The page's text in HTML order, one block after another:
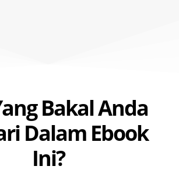
Bakal Anda
Dalam Ebook
Ini?